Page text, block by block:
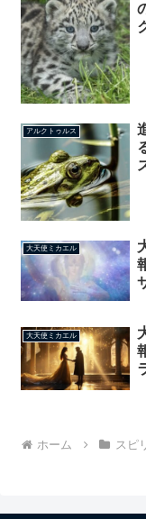
アルクトゥルス
大天使ミカエル
大天使ミカエル
ホーム スピ